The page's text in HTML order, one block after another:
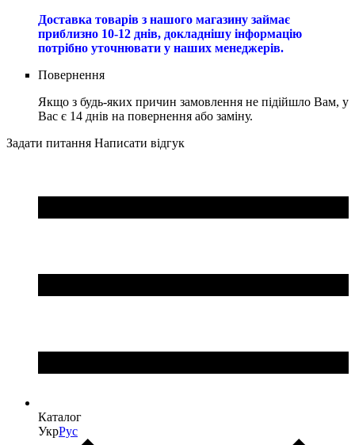
Доставка товарів з нашого магазину займає
приблизно 10-12 днів, докладнішу інформацію
потрібно уточнювати у наших менеджерів.
Повернення
Якщо з будь-яких причин замовлення не підійшло Вам, у
Вас є 14 днів на повернення або заміну.
Задати питання Написати відгук
Каталог
УкрРус